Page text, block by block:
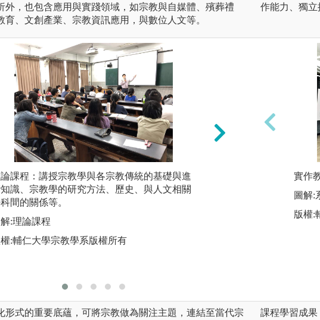
外，也包含應用與實踐領域，如宗教與自媒體、殯葬禮
育、文創產業、宗教資訊應用，與數位人文等。
作能力、獨立
課程：講授宗教學與各宗教傳統的基礎與進
知識、宗教學的研究方法、歷史、與人文相關
間的關係等。
:理論課程
:輔仁大學宗教學系版權所有
田野調查法
教行為、儀
圖解:學生進
實作
圖解:
版權:
形式的重要底蘊，可將宗教做為關注主題，連結至當代宗
課程學習成